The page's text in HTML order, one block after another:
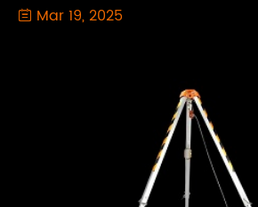
 Mar 19, 2025